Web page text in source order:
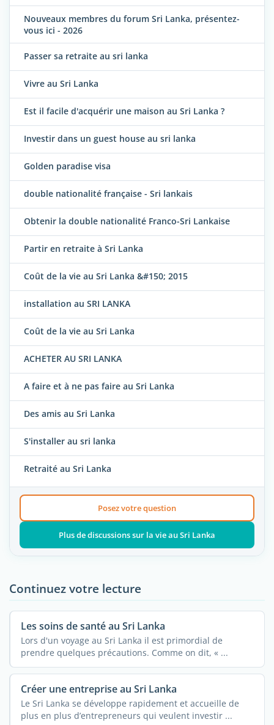
Nouveaux membres du forum Sri Lanka, présentez-
vous ici - 2026
Passer sa retraite au sri lanka
Vivre au Sri Lanka
Est il facile d'acquérir une maison au Sri Lanka ?
Investir dans un guest house au sri lanka
Golden paradise visa
double nationalité française - Sri lankais
Obtenir la double nationalité Franco-Sri Lankaise
Partir en retraite à Sri Lanka
Coût de la vie au Sri Lanka &#150; 2015
installation au SRI LANKA
Coût de la vie au Sri Lanka
ACHETER AU SRI LANKA
A faire et à ne pas faire au Sri Lanka
Des amis au Sri Lanka
S'installer au sri lanka
Retraité au Sri Lanka
Posez votre question
Plus de discussions sur la vie au Sri Lanka
Continuez votre lecture
Les soins de santé au Sri Lanka
Lors d'un voyage au Sri Lanka il est primordial de
prendre quelques précautions. Comme on dit, « ...
Créer une entreprise au Sri Lanka
Le Sri Lanka se développe rapidement et accueille de
plus en plus d’entrepreneurs qui veulent investir ...